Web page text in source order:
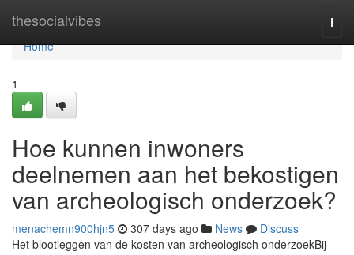
thesocialvibes
Home
Home
1
Hoe kunnen inwoners
deelnemen aan het bekostigen
van archeologisch onderzoek?
menachemn900hjn5 307 days ago News
Discuss
Het blootleggen van de kosten van archeologisch onderzoekBij